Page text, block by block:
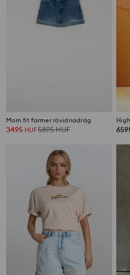
Mom fit farmer rövidnadrág
3495 HUF5895HUF